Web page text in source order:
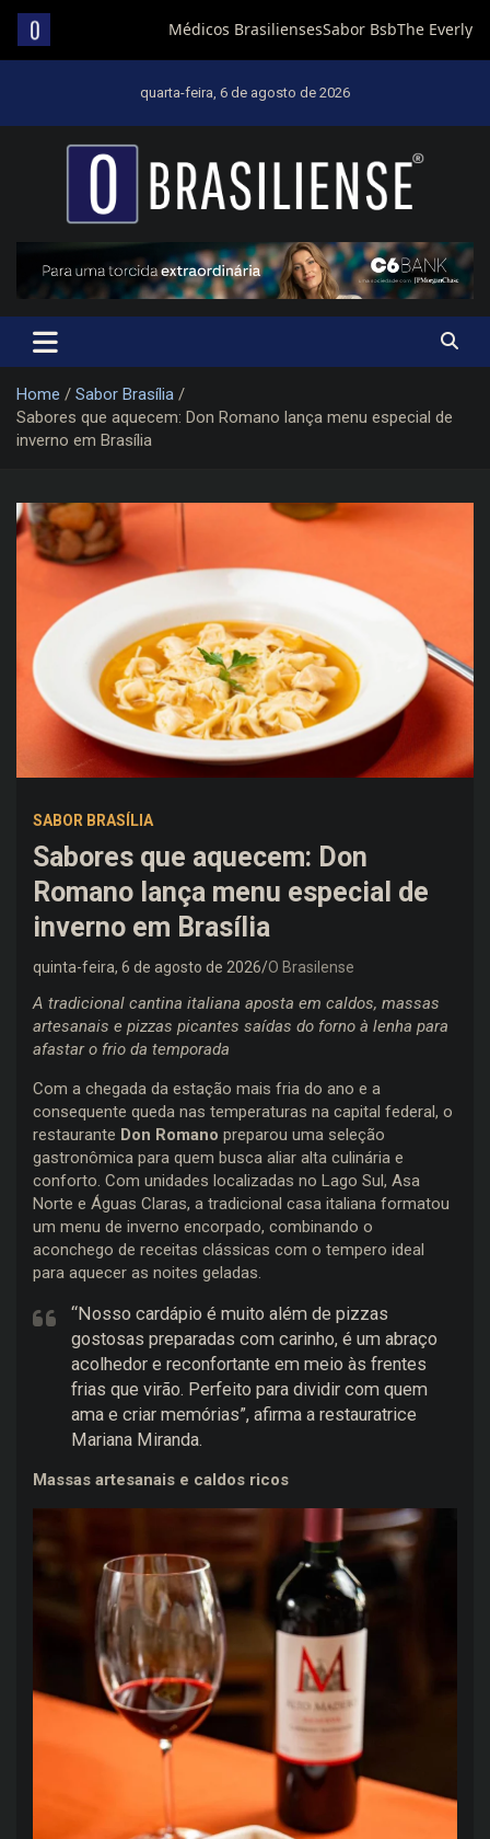
quarta-feira, 6 de agosto de 2026
Um diário de notícias que trabalha por Brasília
Home
Sabor Brasília
Sabores que aquecem: Don Romano lança menu especial de
inverno em Brasília
SABOR BRASÍLIA
Sabores que aquecem: Don
Romano lança menu especial de
inverno em Brasília
quinta-feira, 6 de agosto de 2026 O Brasilense
A tradicional cantina italiana aposta em caldos, massas
artesanais e pizzas picantes saídas do forno à lenha para
afastar o frio da temporada
Com a chegada da estação mais fria do ano e a
consequente queda nas temperaturas na capital federal, o
restaurante Don Romano preparou uma seleção
gastronômica para quem busca aliar alta culinária e
conforto. Com unidades localizadas no Lago Sul, Asa
Norte e Águas Claras, a tradicional casa italiana formatou
um menu de inverno encorpado, combinando o
aconchego de receitas clássicas com o tempero ideal
para aquecer as noites geladas.
“Nosso cardápio é muito além de pizzas
gostosas preparadas com carinho, é um abraço
acolhedor e reconfortante em meio às frentes
frias que virão. Perfeito para dividir com quem
ama e criar memórias”, afirma a restauratrice
Mariana Miranda.
Massas artesanais e caldos ricos